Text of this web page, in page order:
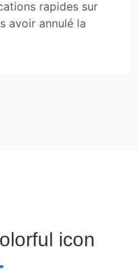
rapides sur
avoir annulé la
icon